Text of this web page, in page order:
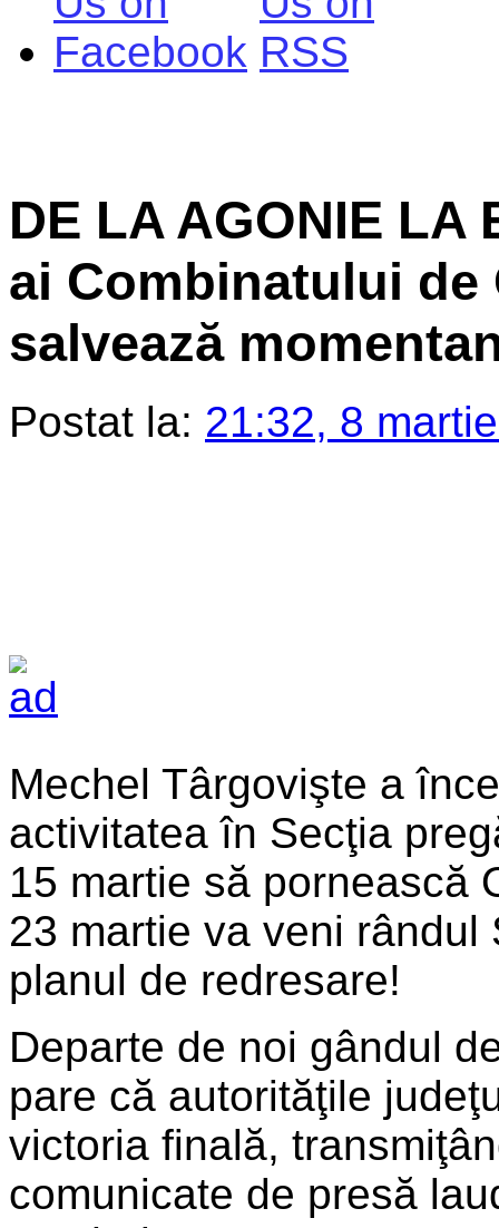
DE LA AGONIE
ai Combinatului de
salvează
Postat la: 21:32, 8
Mechel Târgovişte a
activitatea în Secţia
15 martie să pornească
23 martie va veni
planul de redresare!
Departe de noi gândul
pare că autorităţile
victoria finală,
comunicate de presă